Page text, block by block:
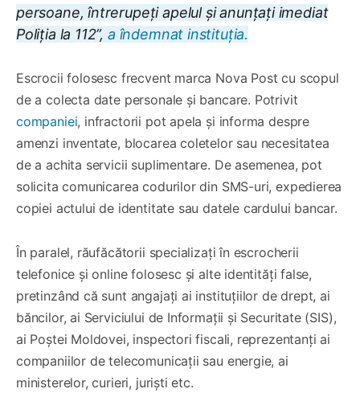
persoane, întrerupeți apelul și anunțați imediat
Poliția la 112”, a îndemnat instituția.
Escrocii folosesc frecvent marca Nova Post cu scopul
de a colecta date personale și bancare. Potrivit
companiei, infractorii pot apela și informa despre
amenzi inventate, blocarea coletelor sau necesitatea
de a achita servicii suplimentare. De asemenea, pot
solicita comunicarea codurilor din SMS-uri, expedierea
copiei actului de identitate sau datele cardului bancar.
În paralel, răufăcătorii specializați în escrocherii
telefonice și online folosesc și alte identități false,
pretinzând că sunt angajați ai instituțiilor de drept, ai
băncilor, ai Serviciului de Informații și Securitate (SIS),
ai Poștei Moldovei, inspectori fiscali, reprezentanți ai
companiilor de telecomunicații sau energie, ai
ministerelor, curieri, juriști etc.